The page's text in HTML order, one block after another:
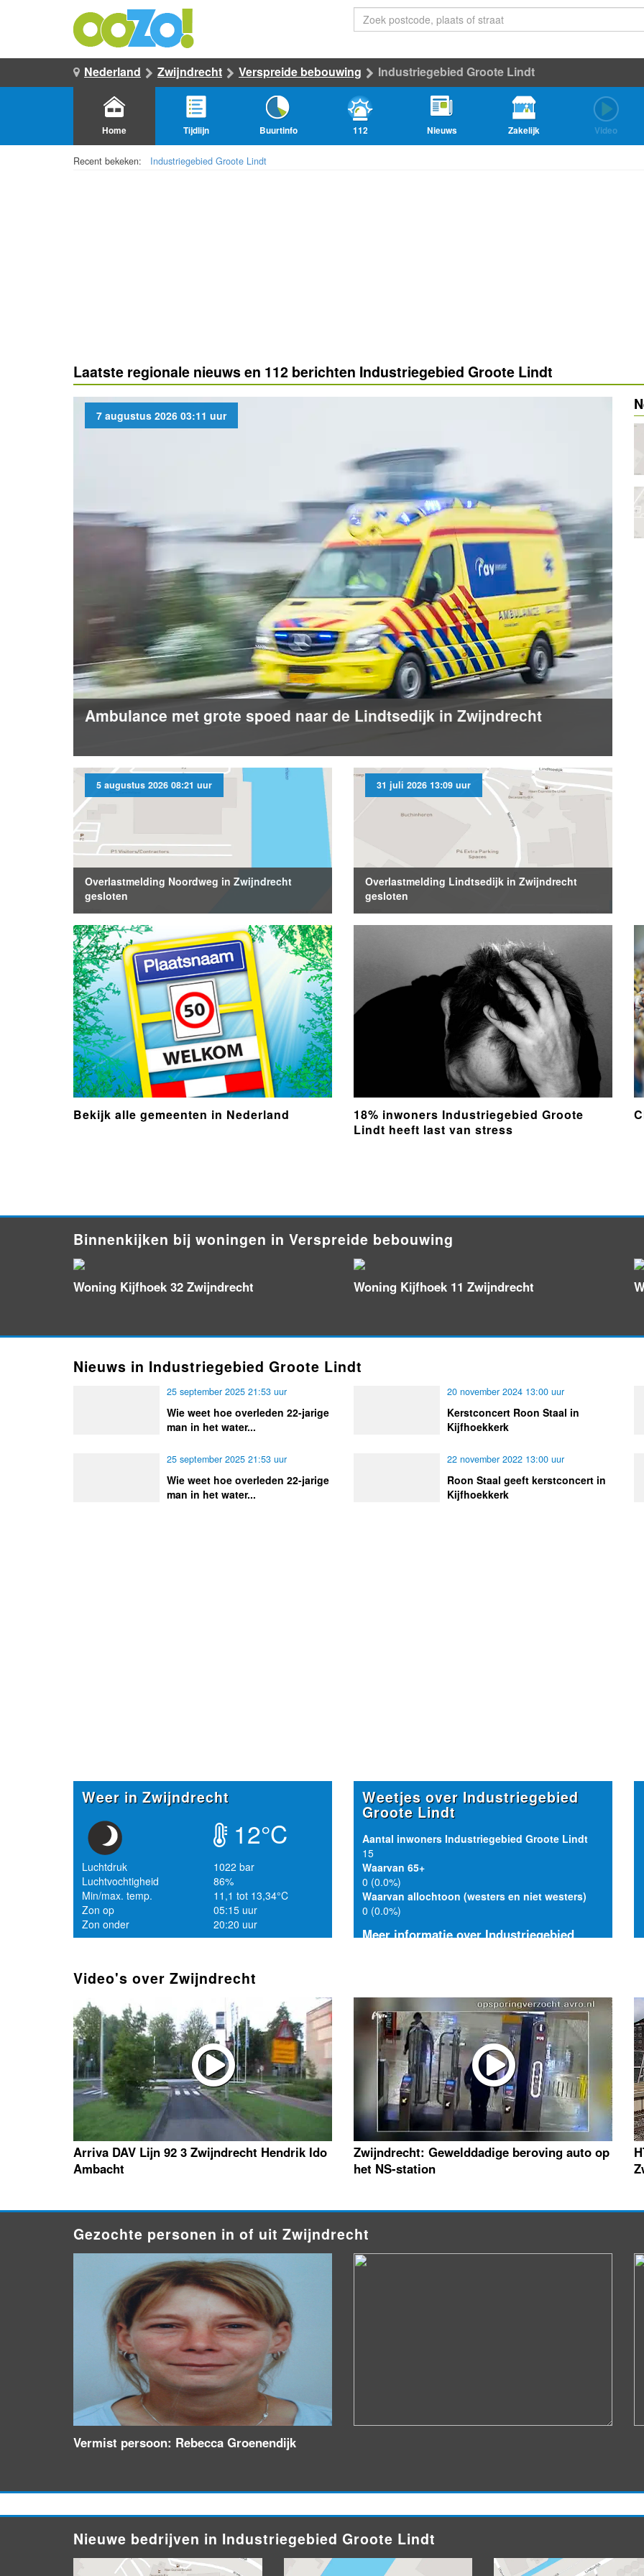
Nederland Zwijndrecht Verspreide bebouwing Industriegebied Groote Lindt
Home Tijdlijn Buurtinfo 112 Nieuws Zakelijk Video
Recent bekeken: Industriegebied Groote Lindt
Laatste regionale nieuws en 112 berichten Industriegebied Groote Lindt
7 augustus 2026 03:11 uur
Ambulance met grote spoed naar de Lindtsedijk in Zwijndrecht
5 augustus 2026 08:21 uur
Overlastmelding Noordweg in Zwijndrecht
gesloten
31 juli 2026 13:09 uur
Overlastmelding Lindtsedijk in Zwijndrecht
gesloten
Bekijk alle gemeenten in Nederland
18% inwoners Industriegebied Groote
Lindt heeft last van stress
Binnenkijken bij woningen in Verspreide bebouwing
Woning Kijfhoek 32 Zwijndrecht Woning Kijfhoek 11 Zwijndrecht
Nieuws in Industriegebied Groote Lindt
25 september 2025 21:53 uur
Wie weet hoe overleden 22-jarige
man in het water...
25 september 2025 21:53 uur
Wie weet hoe overleden 22-jarige
man in het water...
20 november 2024 13:00 uur
Kerstconcert Roon Staal in
Kijfhoekkerk
22 november 2022 13:00 uur
Roon Staal geeft kerstconcert in
Kijfhoekkerk
Weer in Zwijndrecht
12°C
Luchtdruk
1022 bar
Luchtvochtigheid
86%
Min/max. temp.
11,1 tot 13,34°C
Zon op
05:15 uur
Zon onder
20:20 uur
Weetjes over Industriegebied
Groote Lindt
Aantal inwoners Industriegebied Groote Lindt
15
Waarvan 65+
0 (0.0%)
Waarvan allochtoon (westers en niet westers)
0 (0.0%)
Meer informatie over Industriegebied
Video's over Zwijndrecht
Arriva DAV Lijn 92 3 Zwijndrecht Hendrik Ido
Ambacht
Zwijndrecht: Gewelddadige beroving auto op
het NS-station
Gezochte personen in of uit Zwijndrecht
Vermist persoon: Rebecca Groenendijk
Nieuwe bedrijven in Industriegebied Groote Lindt